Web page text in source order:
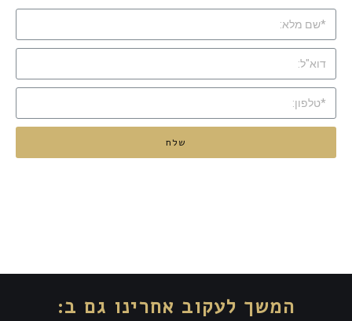
שלח
המשך לעקוב אחרינו גם ב: